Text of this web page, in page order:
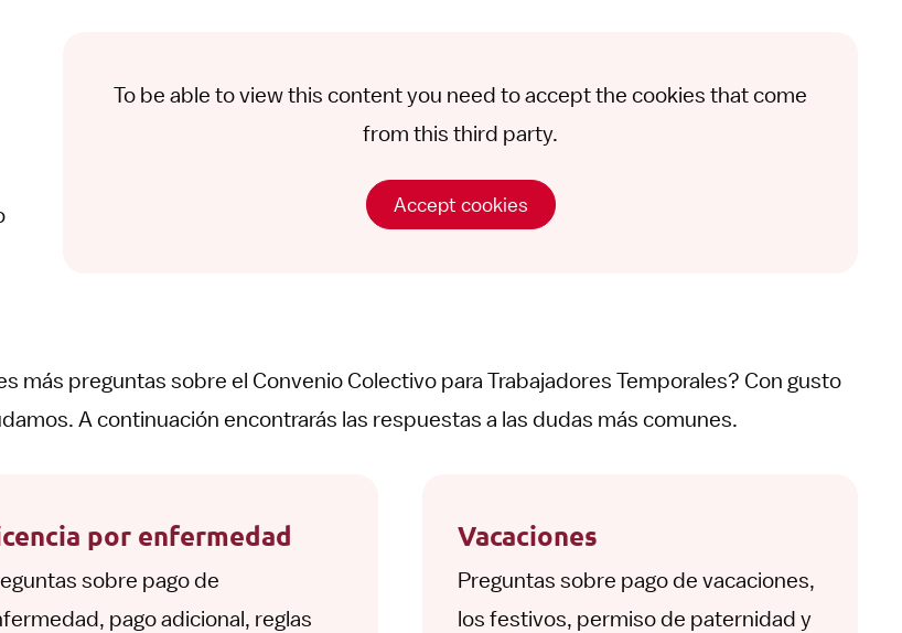
To be able to view this content you need to accept the cookies that come
from this third party.
Accept cookies
más preguntas sobre el Convenio Colectivo para Trabajadores Temporales? Con gusto
A continuación encontrarás las respuestas a las dudas más comunes.
por enfermedad
sobre pago de
pago adicional, reglas
Vacaciones
Preguntas sobre pago de vacaciones,
los festivos, permiso de paternidad y